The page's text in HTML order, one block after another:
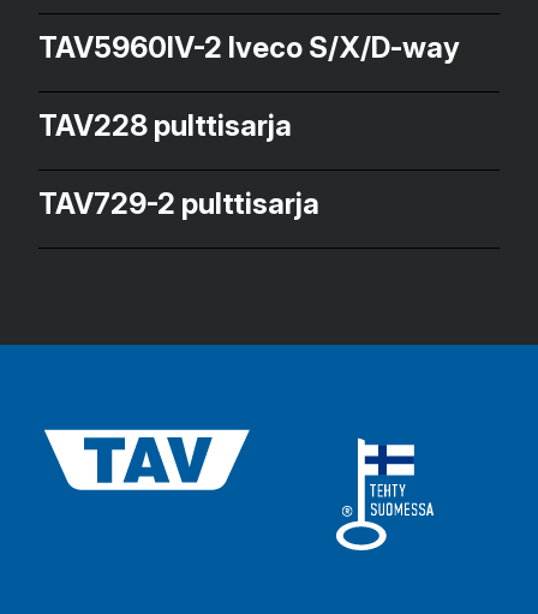
TAV5960IV-2 Iveco S/X/D-way
TAV228 pulttisarja
TAV729-2 pulttisarja